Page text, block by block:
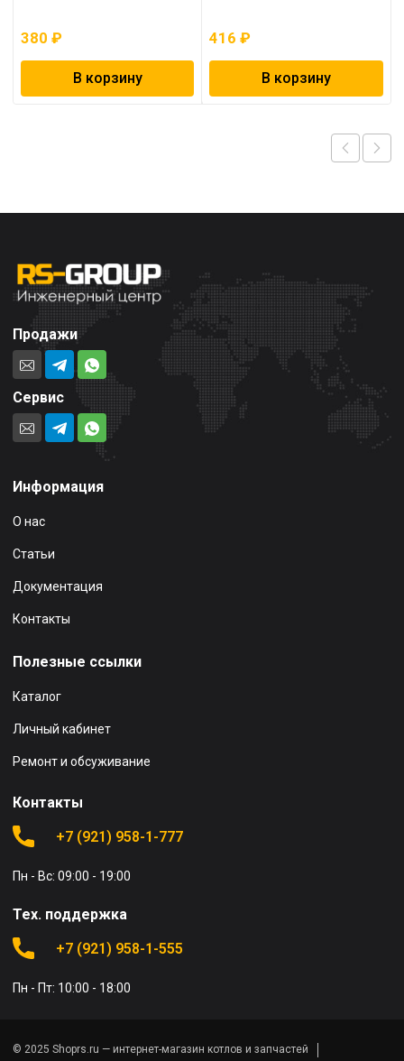
380 ₽
В корзину
416₽
В корзину
Продажи
Сервис
Информация
О нас
Статьи
Документация
Контакты
Полезные ссылки
Каталог
Личный кабинет
Ремонт и обсуживание
Контакты
+7 (921) 958-1-777
Пн - Вс: 09:00 - 19:00
Тех. поддержка
+7 (921) 958-1-555
Пн - Пт: 10:00 - 18:00
© 2025 Shoprs.ru — интернет-магазин котлов и запчастей